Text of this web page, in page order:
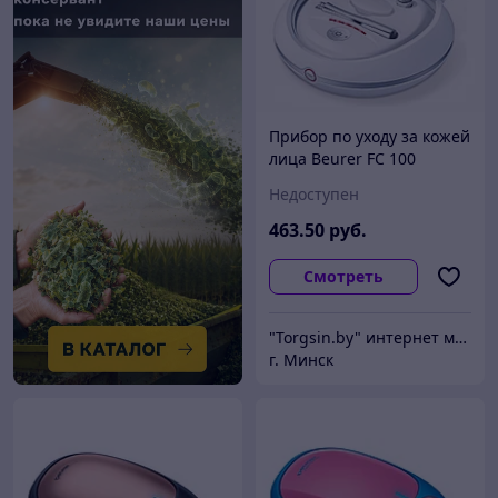
Прибор по уходу за кожей
лица Beurer FC 100
Недоступен
463.50 руб.
Смотреть
"Torgsin.by" интернет магазин
г. Минск